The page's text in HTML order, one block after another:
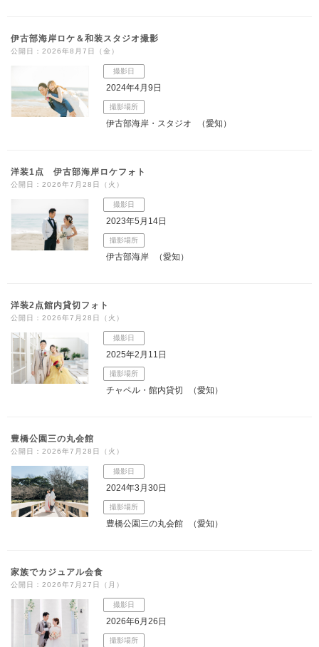
伊古部海岸ロケ＆和装スタジオ撮影
公開日：2026年8月7日（金）
撮影日
2024年4月9日
撮影場所
伊古部海岸・スタジオ （愛知）
洋装1点 伊古部海岸ロケフォト
公開日：2026年7月28日（火）
撮影日
2023年5月14日
撮影場所
伊古部海岸 （愛知）
洋装2点館内貸切フォト
公開日：2026年7月28日（火）
撮影日
2025年2月11日
撮影場所
チャペル・館内貸切 （愛知）
豊橋公園三の丸会館
公開日：2026年7月28日（火）
撮影日
2024年3月30日
撮影場所
豊橋公園三の丸会館 （愛知）
家族でカジュアル会食
公開日：2026年7月27日（月）
撮影日
2026年6月26日
撮影場所